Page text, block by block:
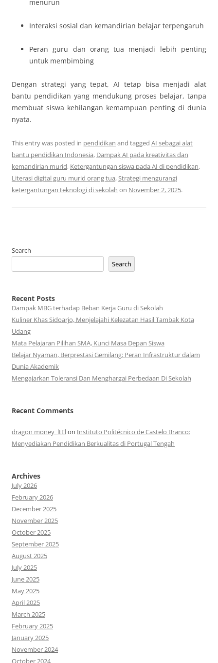
menurun
Interaksi sosial dan kemandirian belajar terpengaruh
Peran guru dan orang tua menjadi lebih penting
untuk membimbing
Dengan strategi yang tepat, AI tetap bisa menjadi alat
bantu pendidikan yang mendukung proses belajar, tanpa
membuat siswa kehilangan kemampuan penting di dunia
nyata.
This entry was posted in pendidikan and tagged AI sebagai alat
bantu pendidikan Indonesia, Dampak AI pada kreativitas dan
kemandirian murid, Ketergantungan siswa pada AI di pendidikan,
Literasi digital guru murid orang tua,Strategi mengurangi
ketergantungan teknologi di sekolah on November 2, 2025.
Search
Search
Recent Posts
Dampak MBG terhadap Beban Kerja Guru di Sekolah
Kuliner Khas Sidoarjo, Menjelajahi Kelezatan Hasil Tambak Kota
Udang
Mata Pelajaran Pilihan SMA, Kunci Masa Depan Siswa
Belajar Nyaman, Berprestasi Gemilang: Peran Infrastruktur dalam
Dunia Akademik
Mengajarkan Toleransi Dan Menghargai Perbedaan Di Sekolah
Recent Comments
dragon money_ltElon Instituto Politécnico de Castelo Branco:
Menyediakan Pendidikan Berkualitas di Portugal Tengah
Archives
July 2026
February 2026
December 2025
November 2025
October 2025
September 2025
August 2025
July 2025
June 2025
May 2025
April 2025
March 2025
February 2025
January 2025
November 2024
October 2024